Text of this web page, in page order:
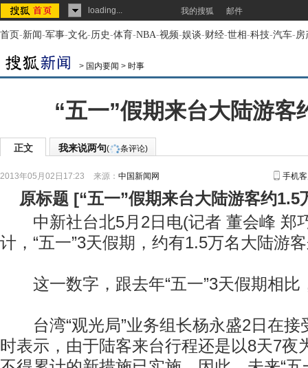
loading... 我的搜狐 邮件
首页-新闻-军事-文化-历史-体育-NBA-视频-娱谈-财经-世相-科技-汽车-房
> 国内要闻 > 时事
“五一”假期来台大陆游客
正文 我来说两句( 条评论)
2013年05月02日17:23 来源： 中国新闻网 手机
原标题 [“五一”假期来台大陆游客约1.5
中新社台北5月2日电(记者 董会峰 郑巧
计，“五一”3天假期，约有1.5万名大陆游
这一数字，跟去年“五一”3天假期相比
台湾“观光局”业务组长杨永盛2日在接
时表示，由于陆客来台行程还是以8天7夜